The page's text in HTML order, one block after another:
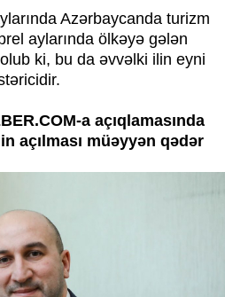
Azərbaycanda turizm
aylarında ölkəyə gələn
ki, bu da əvvəlki ilin eyni
a açıqlamasında
açılması müəyyən qədər